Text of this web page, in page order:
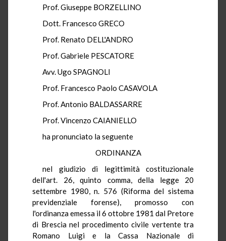
Prof. Giuseppe BORZELLINO
Dott. Francesco GRECO
Prof. Renato DELL'ANDRO
Prof. Gabriele PESCATORE
Avv. Ugo SPAGNOLI
Prof. Francesco Paolo CASAVOLA
Prof. Antonio BALDASSARRE
Prof. Vincenzo CAIANIELLO
ha pronunciato la seguente
ORDINANZA
nel giudizio di legittimità costituzionale
dell'art. 26, quinto comma, della legge 20
settembre 1980, n. 576 (Riforma del sistema
previdenziale forense), promosso con
l'ordinanza emessa il 6 ottobre 1981 dal Pretore
di Brescia nel procedimento civile vertente tra
Romano Luigi e la Cassa Nazionale di